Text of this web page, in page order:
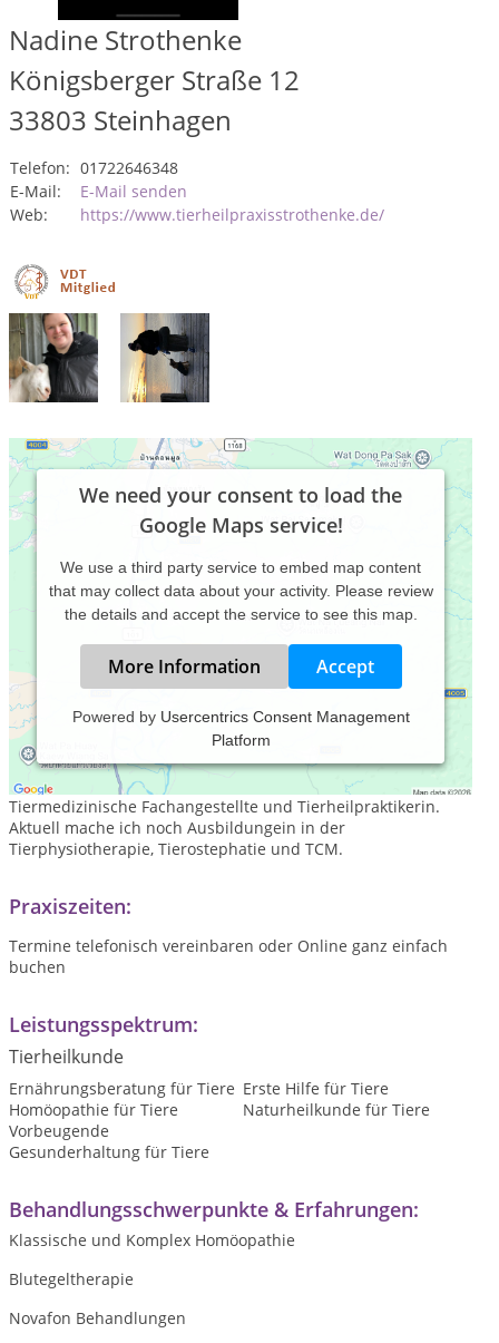
Nadine Strothenke
Königsberger Straße 12
33803 Steinhagen
Telefon: 01722646348
E-Mail:
E-Mail senden
Web:
https://www.tierheilpraxisstrothenke.de/
We need your consent to load the
Google Maps service!
We use a third party service to embed map content
that may collect data about your activity. Please review
the details and accept the service to see this map.
More Information Accept
Powered by Usercentrics Consent Management
Platform
Moin,
Ich bin Nadine Strothenke 23Jahre alt, gelernte
Tiermedizinische Fachangestellte und Tierheilpraktikerin.
Aktuell mache ich noch Ausbildungein in der
Tierphysiotherapie, Tierostephatie und TCM.
Praxiszeiten:
Termine telefonisch vereinbaren oder Online ganz einfach
buchen
Leistungsspektrum:
Tierheilkunde
Ernährungsberatung für Tiere Erste Hilfe für Tiere
Homöopathie für Tiere
Naturheilkunde für Tiere
Vorbeugende
Gesunderhaltung für Tiere
Behandlungsschwerpunkte & Erfahrungen:
Klassische und Komplex Homöopathie
Blutegeltherapie
Novafon Behandlungen